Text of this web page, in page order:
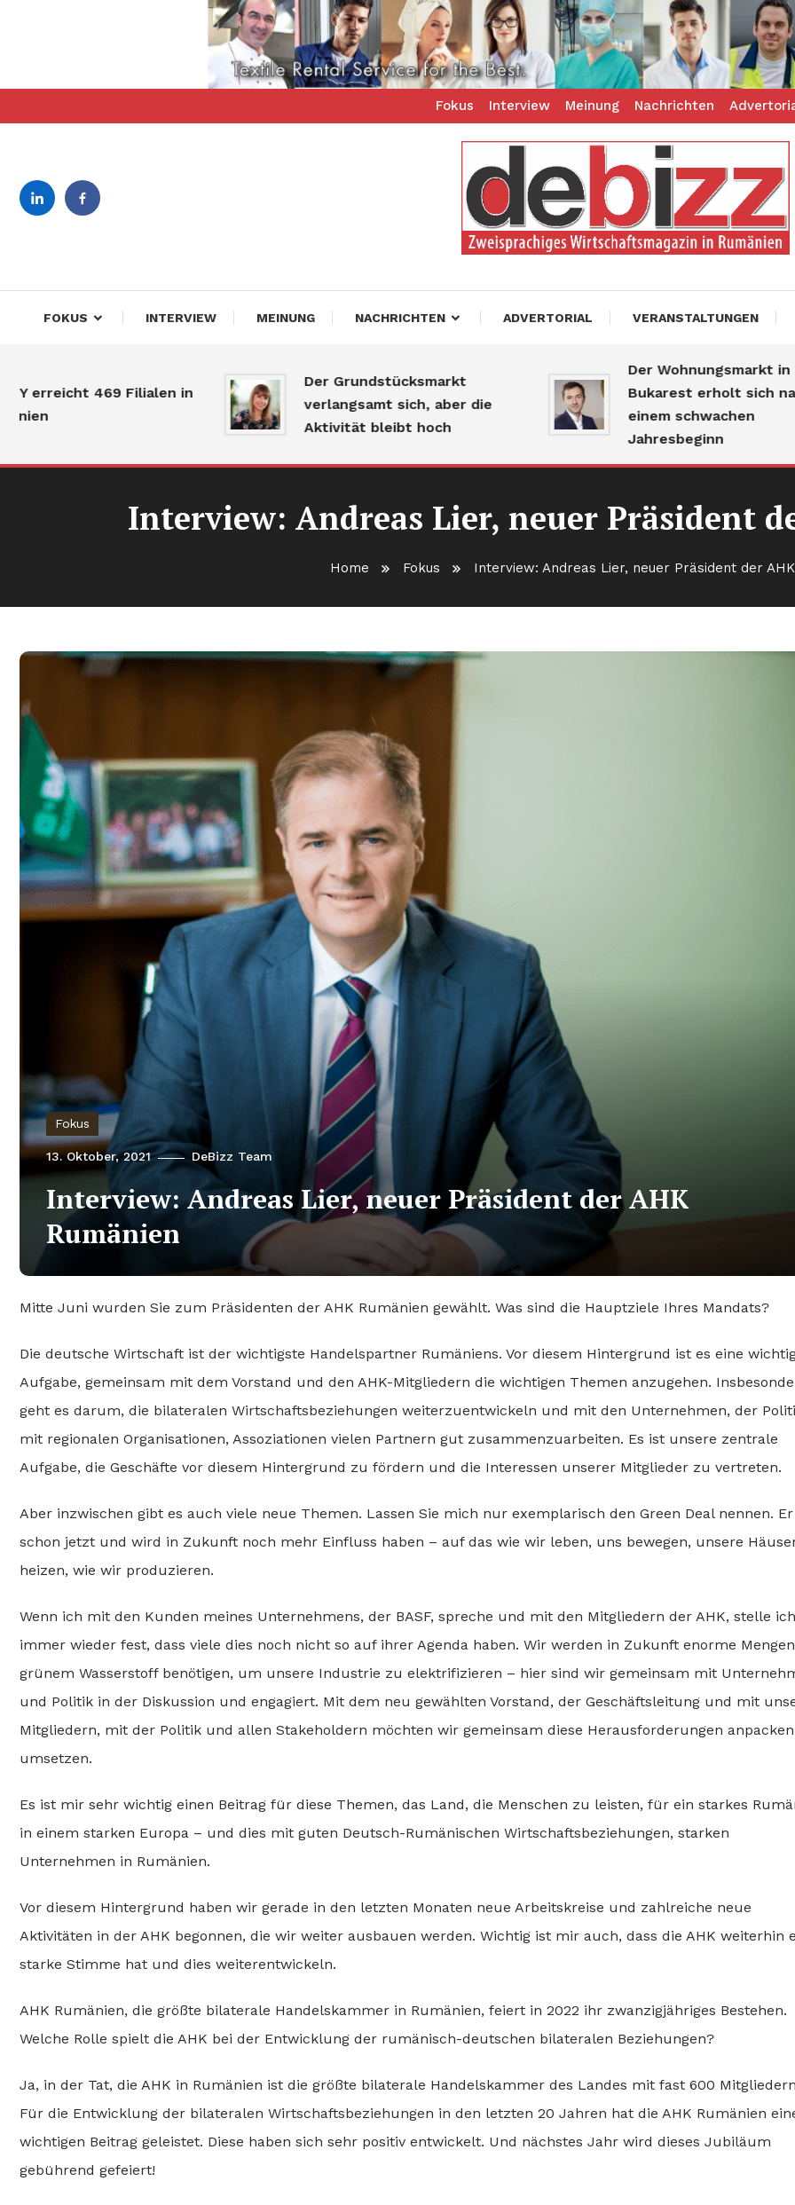
To
Fokus Interview Meinung Nachrichten
DeBizz
FOKUS INTERVIEW MEINUNG NACHRICHTEN ADVERTORIAL VERANSTALTUNGEN
469 Filialen in
Der Grundstücksmarkt
verlangsamt sich, aber die
Aktivität bleibt hoch
Der Wohnungsmarkt in
Bukarest erholt sich nach
einem schwachen
Jahresbeginn
Interview: Andreas Lier, neuer Präsident
Home Fokus Interview: Andreas Lier, neuer Präsident der
Fokus
13. Oktober, 2021 DeBizz Team
Interview: Andreas Lier, neuer Präsident der AHK
Rumänien
Mitte Juni wurden Sie zum Präsidenten der AHK Rumänien gewählt. Was sind die Hauptziele Ihres Mandats?
Die deutsche Wirtschaft ist der wichtigste Handelspartner Rumäniens. Vor diesem Hintergrund ist es eine
Aufgabe, gemeinsam mit dem Vorstand und den AHK-Mitgliedern die wichtigen Themen anzugehen.
geht es darum, die bilateralen Wirtschaftsbeziehungen weiterzuentwickeln und mit den Unternehmen, der
mit regionalen Organisationen, Assoziationen vielen Partnern gut zusammenzuarbeiten. Es ist unsere zentrale
Aufgabe, die Geschäfte vor diesem Hintergrund zu fördern und die Interessen unserer Mitglieder zu vertreten.
Aber inzwischen gibt es auch viele neue Themen. Lassen Sie mich nur exemplarisch den Green Deal nennen.
schon jetzt und wird in Zukunft noch mehr Einfluss haben – auf das wie wir leben, uns bewegen, unsere
heizen, wie wir produzieren.
Wenn ich mit den Kunden meines Unternehmens, der BASF, spreche und mit den Mitgliedern der AHK, stelle ich
immer wieder fest, dass viele dies noch nicht so auf ihrer Agenda haben. Wir werden in Zukunft enorme
grünem Wasserstoff benötigen, um unsere Industrie zu elektrifizieren – hier sind wir gemeinsam mit
und Politik in der Diskussion und engagiert. Mit dem neu gewählten Vorstand, der Geschäftsleitung und mit
Mitgliedern, mit der Politik und allen Stakeholdern möchten wir gemeinsam diese Herausforderungen
umsetzen.
Es ist mir sehr wichtig einen Beitrag für diese Themen, das Land, die Menschen zu leisten, für ein starkes
in einem starken Europa – und dies mit guten Deutsch-Rumänischen Wirtschaftsbeziehungen, starken
Unternehmen in Rumänien.
Vor diesem Hintergrund haben wir gerade in den letzten Monaten neue Arbeitskreise und zahlreiche neue
Aktivitäten in der AHK begonnen, die wir weiter ausbauen werden. Wichtig ist mir auch, dass die AHK weiterhin
starke Stimme hat und dies weiterentwickeln.
AHK Rumänien, die größte bilaterale Handelskammer in Rumänien, feiert in 2022 ihr zwanzigjähriges Bestehen.
Welche Rolle spielt die AHK bei der Entwicklung der rumänisch-deutschen bilateralen Beziehungen?
Ja, in der Tat, die AHK in Rumänien ist die größte bilaterale Handelskammer des Landes mit fast 600
Für die Entwicklung der bilateralen Wirtschaftsbeziehungen in den letzten 20 Jahren hat die AHK Rumänien
wichtigen Beitrag geleistet. Diese haben sich sehr positiv entwickelt. Und nächstes Jahr wird dieses Jubiläum
gebührend gefeiert!